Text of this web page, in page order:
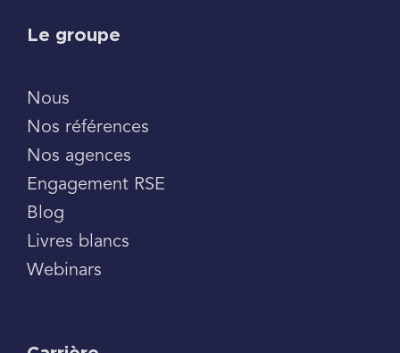
Le groupe
Nous
Nos références
Nos agences
Engagement RSE
Blog
Livres blancs
Webinars